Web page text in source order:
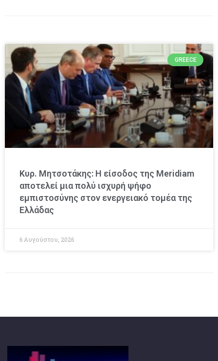
GREECE
Κυρ. Μητσοτάκης: Η είσοδος της Meridiam
αποτελεί μια πολύ ισχυρή ψήφο
εμπιστοσύνης στον ενεργειακό τομέα της
Ελλάδας
6 Αυγούστου, 2026